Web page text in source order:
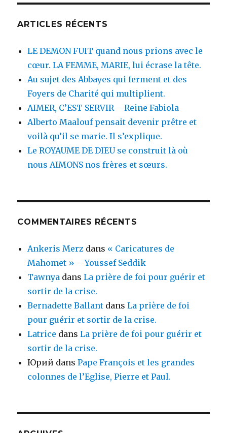
ARTICLES RÉCENTS
LE DEMON FUIT quand nous prions avec le
cœur. LA FEMME, MARIE, lui écrase la tête.
Au sujet des Abbayes qui ferment et des
Foyers de Charité qui multiplient.
AIMER, C’EST SERVIR – Reine Fabiola
Alberto Maalouf pensait devenir prêtre et
voilà qu’il se marie. Il s’explique.
Le ROYAUME DE DIEU se construit là où
nous AIMONS nos frères et sœurs.
COMMENTAIRES RÉCENTS
Ankeris Merz dans « Caricatures de
Mahomet » – Youssef Seddik
Tawnya dansLa prière de foi pour guérir et
sortir de la crise.
Bernadette Ballant dansLa prière de foi
pour guérir et sortir de la crise.
Latrice dansLa prière de foi pour guérir et
sortir de la crise.
Юрий dansPape François et les grandes
colonnes de l’Eglise, Pierre et Paul.